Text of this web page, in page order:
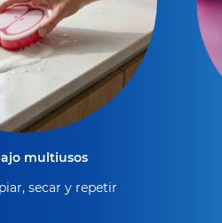
multiusos
secar y repetir